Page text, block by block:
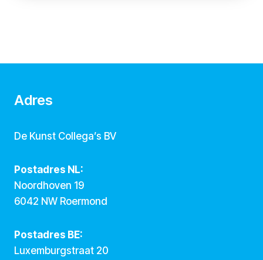
Adres
De Kunst Collega’s BV
Postadres NL:
Noordhoven 19
6042 NW Roermond
Postadres BE:
Luxemburgstraat 20